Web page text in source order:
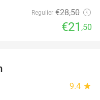
Regulier €28,50
€21 ,50
9.4 star